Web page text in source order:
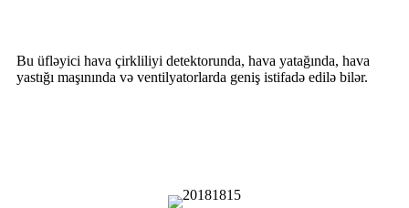
Bu üfləyici hava çirkliliyi detektorunda, hava yatağında, hava
yastığı maşınında və ventilyatorlarda geniş istifadə edilə bilər.